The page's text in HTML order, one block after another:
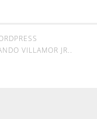
VILLAMOR JR..